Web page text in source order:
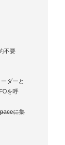
不要
ダーと
を呼
に集